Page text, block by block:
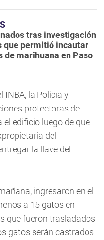
tras investigación
que permitió incautar
de marihuana en Paso
INBA, la Policía y
protectoras de
edificio luego de que
del
la llave del
ingresaron en el
a 15 gatos en
que fueron trasladados
gatos serán castrados